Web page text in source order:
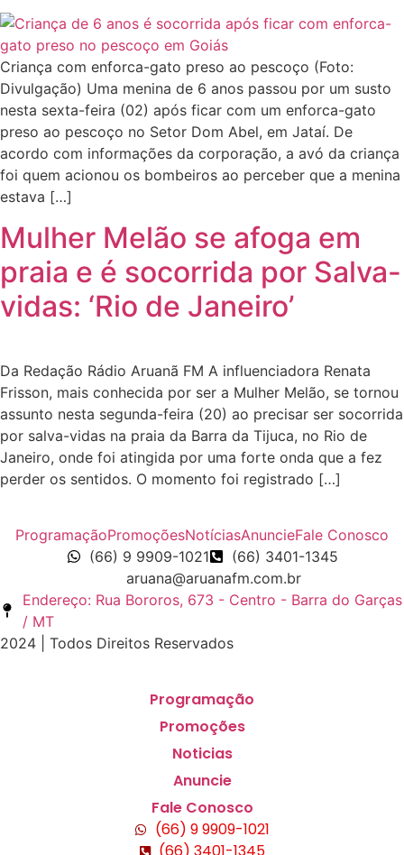
Criança com enforca-gato preso ao pescoço (Foto:
Divulgação) Uma menina de 6 anos passou por um susto
nesta sexta-feira (02) após ficar com um enforca-gato
preso ao pescoço no Setor Dom Abel, em Jataí. De
acordo com informações da corporação, a avó da criança
foi quem acionou os bombeiros ao perceber que a menina
estava […]
Mulher Melão se afoga em
praia e é socorrida por Salva-
vidas: ‘Rio de Janeiro’
Da Redação Rádio Aruanã FM A influenciadora Renata
Frisson, mais conhecida por ser a Mulher Melão, se tornou
assunto nesta segunda-feira (20) ao precisar ser socorrida
por salva-vidas na praia da Barra da Tijuca, no Rio de
Janeiro, onde foi atingida por uma forte onda que a fez
perder os sentidos. O momento foi registrado […]
ProgramaçãoPromoçõesNotíciasAnuncieFale Conosco
(66) 9 9909-1021
(66) 3401-1345
aruana@aruanafm.com.br
Endereço: Rua Bororos, 673 - Centro - Barra do Garças
/ MT
2024 | Todos Direitos Reservados
Programação
Promoções
Noticias
Anuncie
Fale Conosco
(66) 9 9909-1021
(66) 3401-1345